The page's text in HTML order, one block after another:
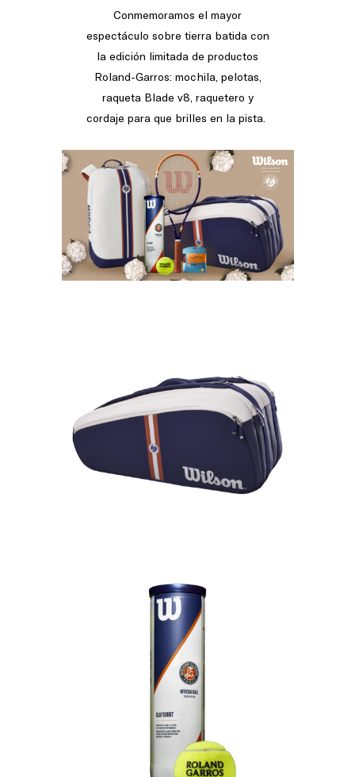
Conmemoramos el mayor
espectáculo sobre tierra batida con
la edición limitada de productos
Roland-Garros: mochila, pelotas,
raqueta Blade v8, raquetero y
cordaje para que brilles en la pista.